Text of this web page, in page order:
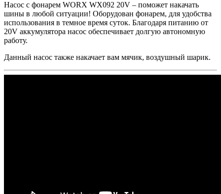
Насос с фонарем WORX WX092 20V – поможет накачать
шины в любой ситуации! Оборудован фонарем, для удобства
использования в темное время суток. Благодаря питанию от
20V аккумулятора насос обеспечивает долгую автономную
работу.
Данный насос также накачает вам мячик, воздушный шарик.